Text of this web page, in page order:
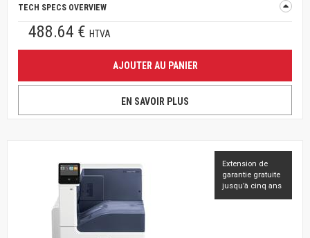
TECH SPECS OVERVIEW
488.64 € HTVA
AJOUTER AU PANIER
EN SAVOIR PLUS
Extension de
garantie gratuite
jusqu’à cinq ans